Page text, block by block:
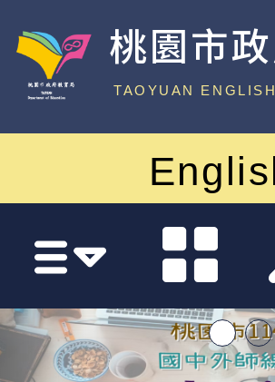
桃園市
中心
TAOYUAN